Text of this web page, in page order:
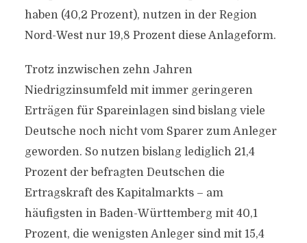
haben (40,2 Prozent), nutzen in der Region
Nord-West nur 19,8 Prozent diese Anlageform.
Trotz inzwischen zehn Jahren
Niedrigzinsumfeld mit immer geringeren
Erträgen für Spareinlagen sind bislang viele
Deutsche noch nicht vom Sparer zum Anleger
geworden. So nutzen bislang lediglich 21,4
Prozent der befragten Deutschen die
Ertragskraft des Kapitalmarkts – am
häufigsten in Baden-Württemberg mit 40,1
Prozent, die wenigsten Anleger sind mit 15,4